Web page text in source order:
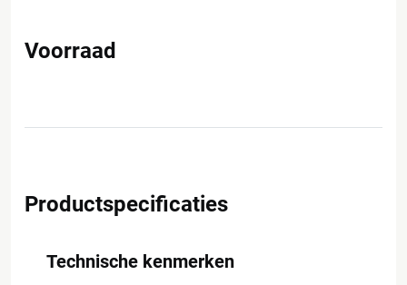
Voorraad
Productspecificaties
Technische kenmerken